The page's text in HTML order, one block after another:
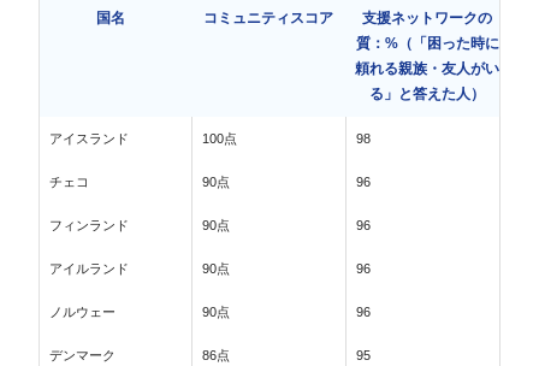
国名 コミュニティスコア
支援ネットワークの
質：%（「困った時に
頼れる親族・友人がい
る」と答えた人）
アイスランド 100点 98
チェコ 90点 96
フィンランド 90点 96
アイルランド 90点 96
ノルウェー 90点 96
デンマーク 86点 95